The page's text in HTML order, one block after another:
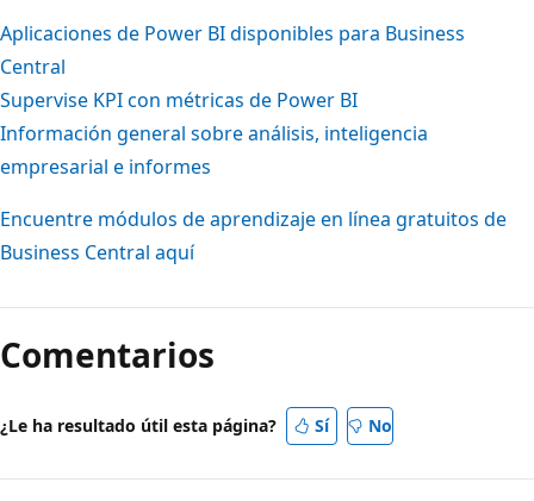
Aplicaciones de Power BI disponibles para Business
Central
Supervise KPI con métricas de Power BI
Información general sobre análisis, inteligencia
empresarial e informes
Encuentre módulos de aprendizaje en línea gratuitos de
Business Central aquí
Comentarios
¿Le ha resultado útil esta página? Sí No